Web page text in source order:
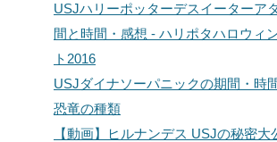
USJハリーポッターデスイーターア
間と時間・感想 - ハリポタハロウィ
ト2016
USJダイナソーパニックの期間・時
恐竜の種類
【動画】ヒルナンデス USJの秘密大